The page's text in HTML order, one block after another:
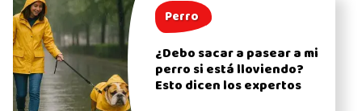
Perro
¿Debo sacar a pasear a mi
perro si está lloviendo?
Esto dicen los expertos